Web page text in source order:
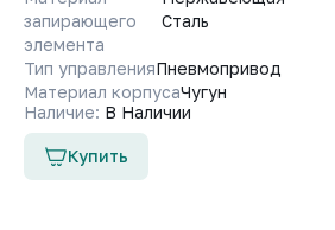
запирающего
элемента
Сталь
Тип управленияПневмопривод
Материал корпусаЧугун
Наличие: В Наличии
Купить